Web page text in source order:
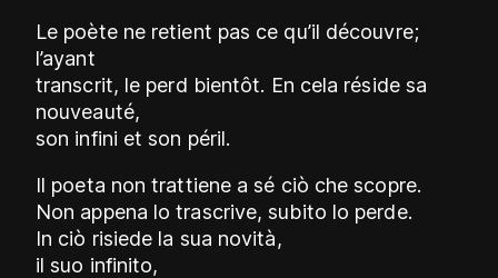
Le poète ne retient pas ce qu’il découvre;
l’ayant
transcrit, le perd bientôt. En cela réside sa
nouveauté,
son infini et son péril.
Il poeta non trattiene a sé ciò che scopre.
Non appena lo trascrive, subito lo perde.
In ciò risiede la sua novità,
il suo infinito,